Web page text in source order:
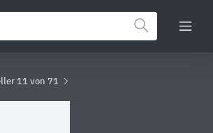
11 von 71